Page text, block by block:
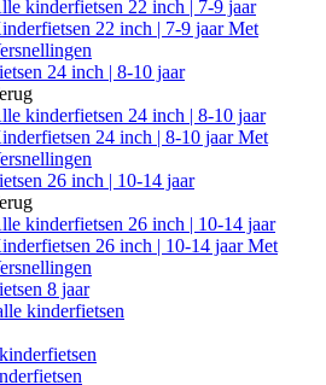
kinderfietsen 22 inch | 7-9 jaar
22 inch | 7-9 jaar Met
24 inch | 8-10 jaar
kinderfietsen 24 inch | 8-10 jaar
24 inch | 8-10 jaar Met
26 inch | 10-14 jaar
kinderfietsen 26 inch | 10-14 jaar
26 inch | 10-14 jaar Met
8 jaar
kinderfietsen